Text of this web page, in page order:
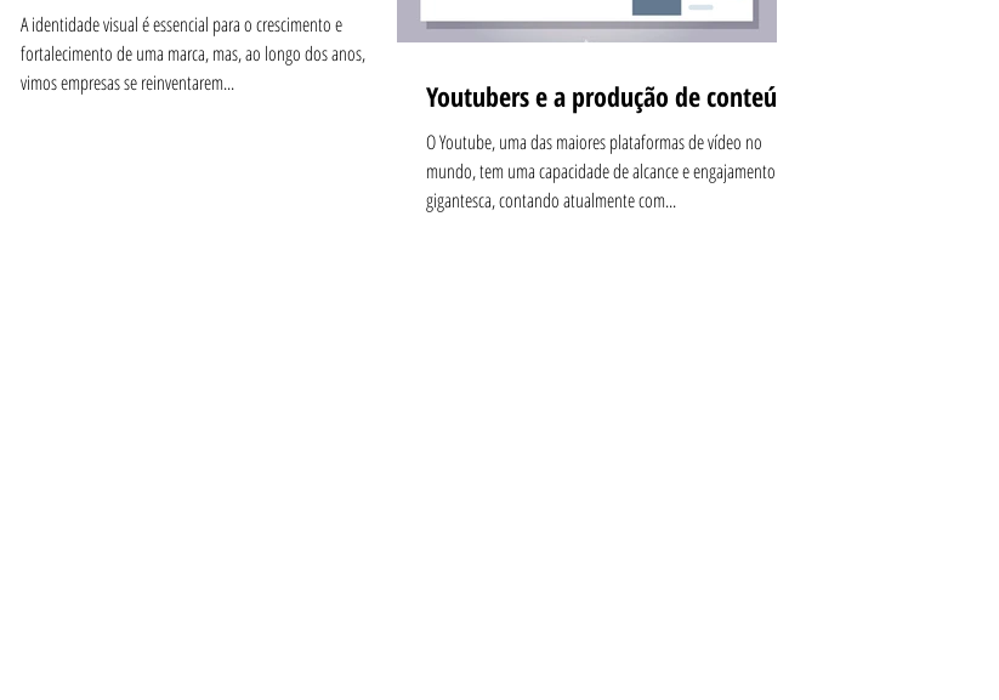
A identidade visual é essencial para o crescimento e
fortalecimento de uma marca, mas, ao longo dos anos,
vimos empresas se reinventarem...
Youtubers e a produção de conteúdo
O Youtube, uma das maiores plataformas de vídeo no
mundo, tem uma capacidade de alcance e engajamento
gigantesca, contando atualmente com...